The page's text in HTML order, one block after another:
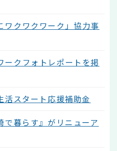
ワクワクワーク」協力事
ークフォトレポートを掲
スタート応援補助金
で暮らす』がリニューア